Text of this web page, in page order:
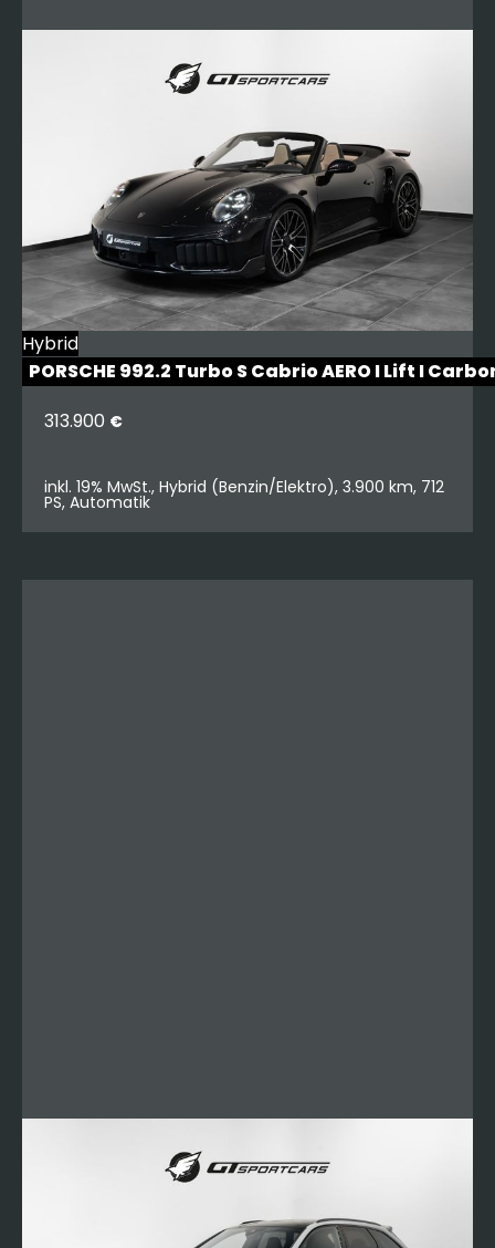
Hybrid
PORSCHE 992.2 Turbo S Cabrio AERO I Lift I
313.900 €
inkl. 19% MwSt., Hybrid (Benzin/Elektro), 3.900 km, 712
PS, Automatik